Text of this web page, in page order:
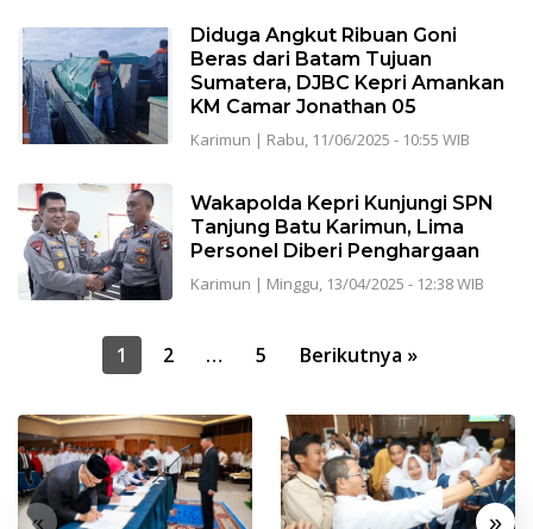
Diduga Angkut Ribuan Goni
Beras dari Batam Tujuan
Sumatera, DJBC Kepri Amankan
KM Camar Jonathan 05
Karimun | Rabu, 11/06/2025 - 10:55 WIB
Wakapolda Kepri Kunjungi SPN
Tanjung Batu Karimun, Lima
Personel Diberi Penghargaan
Karimun | Minggu, 13/04/2025 - 12:38 WIB
Paginasi
1 2 … 5 Berikutnya »
« »